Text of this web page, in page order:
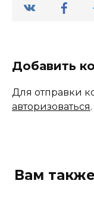
Добавить
Для отправки
авторизоваться.
Вам